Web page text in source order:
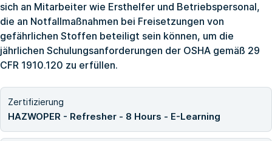
sich an Mitarbeiter wie Ersthelfer und Betriebspersonal,
die an Notfallmaßnahmen bei Freisetzungen von
gefährlichen Stoffen beteiligt sein können, um die
jährlichen Schulungsanforderungen der OSHA gemäß 29
CFR 1910.120 zu erfüllen.
Zertifizierung
HAZWOPER - Refresher - 8 Hours - E-Learning